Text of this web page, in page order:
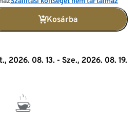
Kosárba
2026. 08. 13. - Sze., 2026. 08. 19.